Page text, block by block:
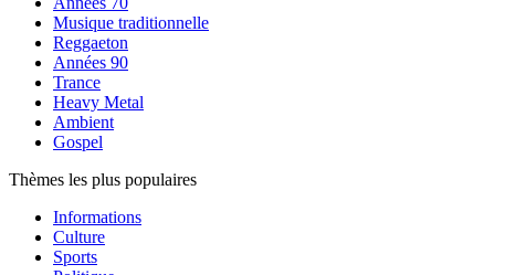
Musique traditionnelle
Reggaeton
Années 90
Trance
Heavy Metal
Ambient
Gospel
Thèmes les plus populaires
Informations
Culture
Sports